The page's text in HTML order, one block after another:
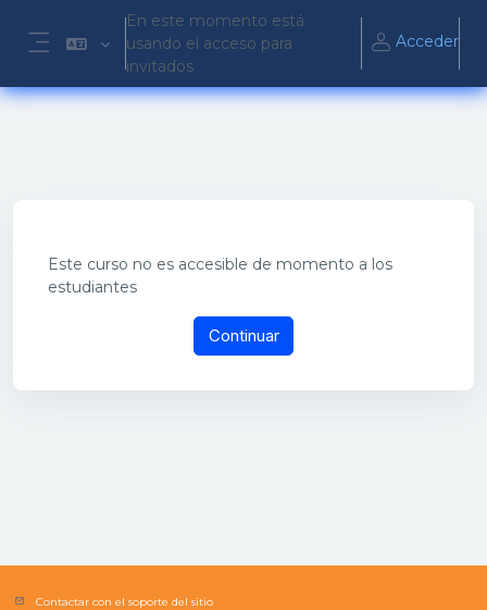
Salta al contenido principal
Panel lateral
En este momento está
usando el acceso para
invitados
Acceder
Este curso no es accesible de momento a los
estudiantes
Continuar
Contactar con el soporte del sitio